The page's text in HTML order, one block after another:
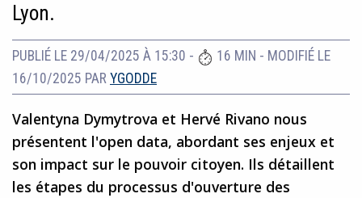
Lyon.
PUBLIÉ LE 29/04/2025 À 15:30 - 16 MIN - MODIFIÉ LE
16/10/2025 PAR YGODDE
Valentyna Dymytrova et Hervé Rivano nous
présentent l'open data, abordant ses enjeux et
son impact sur le pouvoir citoyen. Ils détaillent
les étapes du processus d'ouverture des